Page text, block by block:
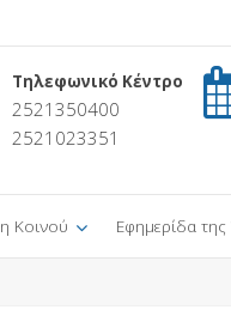
Τηλεφωνικό Κέντρο
2521350400
2521023351
Κοινού Εφημερίδα